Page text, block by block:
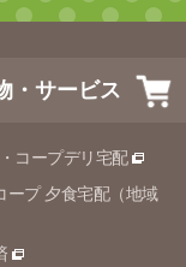
・サービス
コープデリ宅配
ープ 夕食宅配（地域